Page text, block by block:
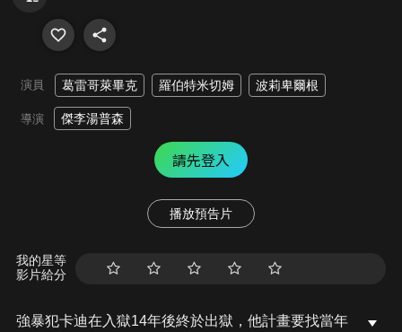
演員 葛雷哥萊畢克 羅伯特米切姆 波莉卑爾根
導演 傑李湯普森
請先登入
播放預告片
我的星等
影片給分
強暴犯卡迪在入獄14年後終於出獄，他計畫要找當年